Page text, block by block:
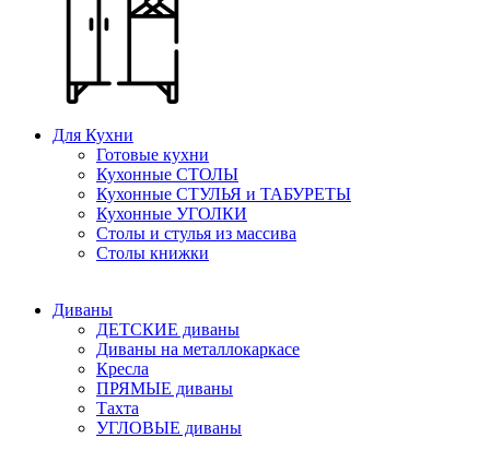
Для Кухни
Готовые кухни
Кухонные СТОЛЫ
Кухонные СТУЛЬЯ и ТАБУРЕТЫ
Кухонные УГОЛКИ
Столы и стулья из массива
Столы книжки
Диваны
ДЕТСКИЕ диваны
Диваны на металлокаркасе
Кресла
ПРЯМЫЕ диваны
Тахта
УГЛОВЫЕ диваны